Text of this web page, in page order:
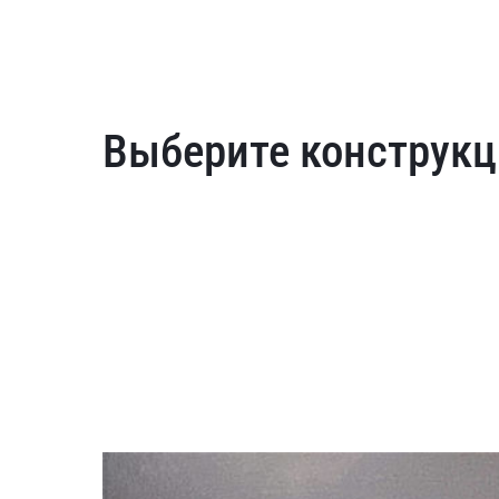
Выберите